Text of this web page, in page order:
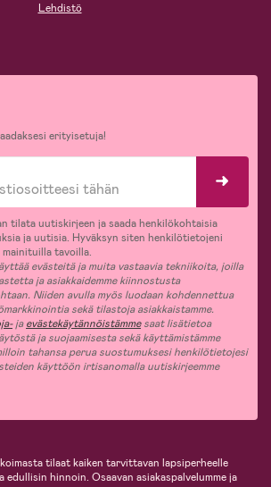
Lehdistö
erityisetuja!
tilata uutiskirjeen ja saada henkilökohtaisia
ja uutisia. Hyväksyn siten henkilötietojeni
tavoilla.
evästeitä ja muita vastaavia tekniikoita, joilla
ja asiakkaidemme kiinnostusta
Niiden avulla myös luodaan kohdennettua
sekä tilastoja asiakkaistamme.
jaevästekäytännöistämmesaat lisätietoa
ja suojaamisesta sekä käyttämistämme
tahansa perua suostumuksesi henkilötietojesi
käyttöön irtisanomalla uutiskirjeemme
tilaat kaiken tarvittavan lapsiperheelle
edullisin hinnoin. Osaavan asiakaspalvelumme ja